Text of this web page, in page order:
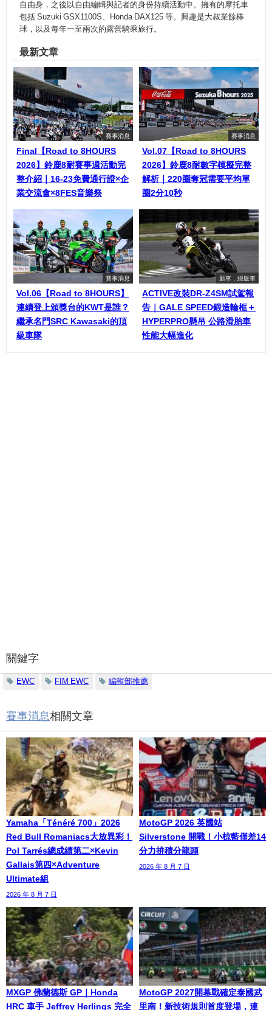
自由身，之後以自由編輯與記者的身份持續活動中。擁有的摩托車
包括 Suzuki GSX1100S、Honda DAX125 等。興趣是大叔業餘棒
球，以及每年一至兩次的露營騎乘旅行。
最新文章
賽事消息
Final【Road to 8HOURS
2026】鈴鹿8耐賽事週活動完
整介紹｜16-23免費通行證×企
業交流會×8FES音樂祭
賽事消息
Vol.07【Road to 8HOURS
2026】鈴鹿8耐數字模擬完整
解析｜220圈奪冠需要平均單
圈2分10秒
賽事消息
Vol.06【Road to 8HOURS】
連續登上頒獎台的KWT是誰？
繼承名門SRC Kawasaki的頂
級車隊
新車．絕版車
ACTIVE改裝DR-Z4SM試駕報
告｜GALE SPEED鍛造輪框＋
HYPERPRO懸吊 公路滑胎車
性能大幅進化
關鍵字
EWC FIM EWC 編輯部推薦
賽事消息相關文章
Yamaha「Ténéré 700」2026
Red Bull Romaniacs大放異彩！
Pol Tarrés總成績第二×Kevin
Gallais第四×Adventure
Ultimate組
2026 年 8 月 7 日
MotoGP 2026 英國站
Silverstone 開戰！小椋藍僅差14
分力拚積分龍頭
2026 年 8 月 7 日
MXGP 佛蘭德斯 GP｜Honda
HRC 車手 Jeffrey Herlings 完全
MotoGP 2027開幕戰確定泰國武
里南！新技術規則首度登場，連